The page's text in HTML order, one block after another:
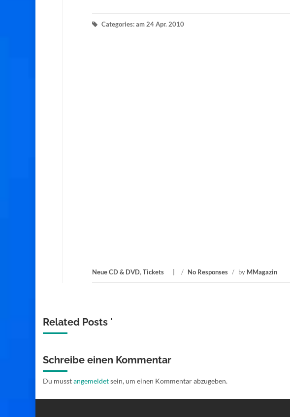
Categories: am 24 Apr. 2010
Neue CD & DVD, Tickets / No Responses / by MMagazin
Related Posts '
Schreibe einen Kommentar
Du musstangemeldetsein, um einen Kommentar abzugeben.